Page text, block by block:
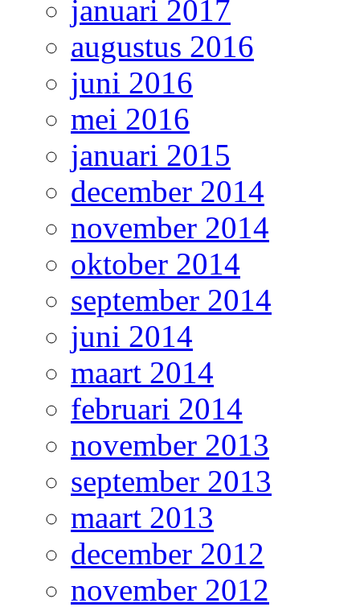
januari 2017
augustus 2016
juni 2016
mei 2016
januari 2015
december 2014
november 2014
oktober 2014
september 2014
juni 2014
maart 2014
februari 2014
november 2013
september 2013
maart 2013
december 2012
november 2012